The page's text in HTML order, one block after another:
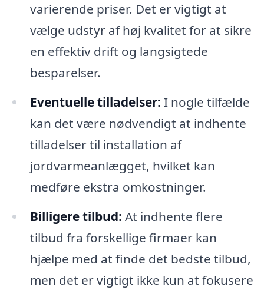
varierende priser. Det er vigtigt at
vælge udstyr af høj kvalitet for at sikre
en effektiv drift og langsigtede
besparelser.
Eventuelle tilladelser: I nogle tilfælde
kan det være nødvendigt at indhente
tilladelser til installation af
jordvarmeanlægget, hvilket kan
medføre ekstra omkostninger.
Billigere tilbud: At indhente flere
tilbud fra forskellige firmaer kan
hjælpe med at finde det bedste tilbud,
men det er vigtigt ikke kun at fokusere